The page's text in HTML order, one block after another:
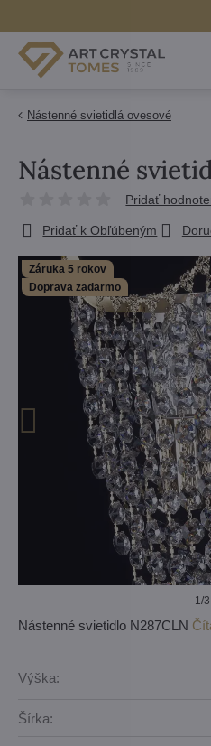
Nástenné svietidlá ovesové
Záruka 5 rokov
Doprava zadarmo
1/3
Nástenné
Pridať
Pridať k Obľúbeným
Nástenné svietidlo N287CLN
Výška:
Šírka: